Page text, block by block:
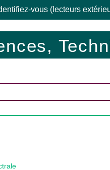
vous (lecteurs